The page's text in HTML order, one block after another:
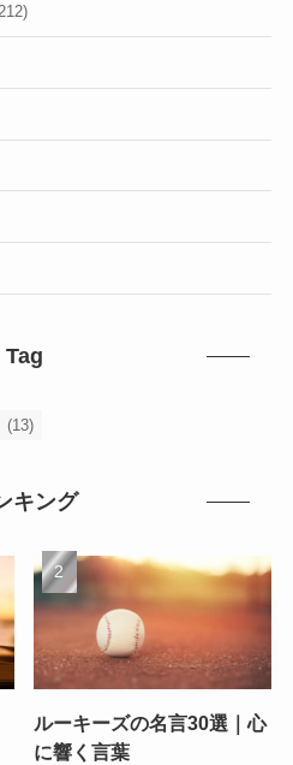
Tag
(13)
キング
ルーキーズの名言30選｜心
に響く言葉